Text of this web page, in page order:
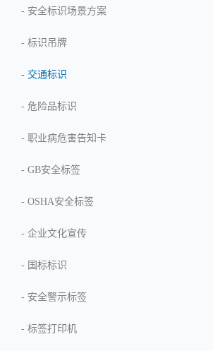
- 安全标识场景方案
- 标识吊牌
- 交通标识
- 危险品标识
- 职业病危害告知卡
- GB安全标签
- OSHA安全标签
- 企业文化宣传
- 国标标识
- 安全警示标签
- 标签打印机